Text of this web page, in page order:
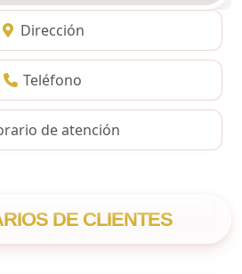
Dirección
Teléfono
de atención
DE CLIENTES